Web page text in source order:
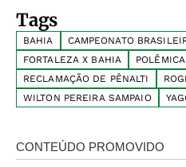
Tags
BAHIA CAMPEONATO
FORTALEZA X BAHIA
RECLAMAÇÃO DE PÊNALTI
WILTON PEREIRA SAMPAIO